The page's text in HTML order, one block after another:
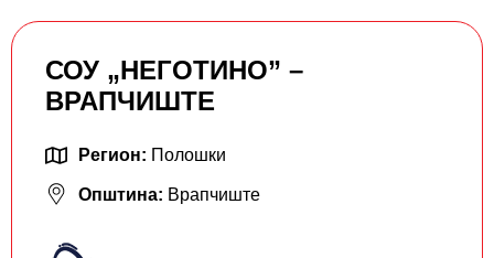
СОУ „НЕГОТИНО” –
ВРАПЧИШТЕ
Регион: Полошки
Општина: Врапчиште